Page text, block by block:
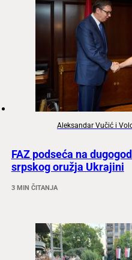
Aleksandar Vučić i
FAZ podseća na
srpskog oružja Ukrajini
3 MIN ČITANJA